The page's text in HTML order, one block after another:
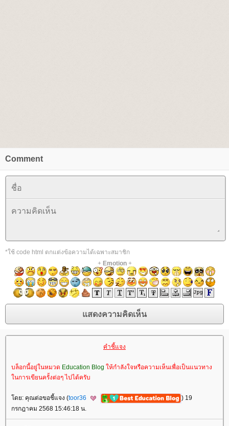
Comment
*ใช้ code html ตกแต่งข้อความได้เฉพาะสมาชิก
+ Emotion+
คำชี้แจง
บล็อกนี้อยู่ในหมวด Education Blog ห้กำลังใจหรือความเห็นเพื่อเป็นแนวทาง
นการเขียนครั้งต่อๆ ไปได้ครับ
ดย: คุณต่อขอชี้แจง (toor36
) 19
กรกฎาคม 2568 15:46:18 น.